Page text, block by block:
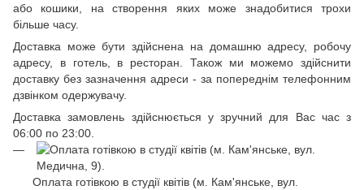
або кошики, на створення яких може знадобитися трохи
більше часу.
Доставка може бути здійснена на домашню адресу, робочу
адресу, в готель, в ресторан. Також ми можемо здійснити
доставку без зазначення адреси - за попереднім телефонним
дзвінком одержувачу.
Доставка замовлень здійснюється у зручний для Вас час з
06:00 по 23:00.
Оплата готівкою в студії квітів (м. Кам'янське, вул.